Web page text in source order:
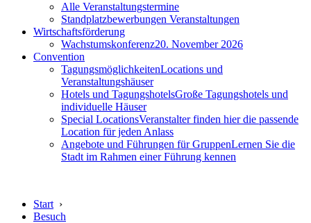
Alle Veranstaltungstermine
Standplatzbewerbungen Veranstaltungen
Wirtschaftsförderung
Wachstumskonferenz20. November 2026
Convention
TagungsmöglichkeitenLocations und
Veranstaltungshäuser
Hotels und TagungshotelsGroße Tagungshotels und
individuelle Häuser
Special LocationsVeranstalter finden hier die passende
Location für jeden Anlass
Angebote und Führungen für GruppenLernen Sie die
Stadt im Rahmen einer Führung kennen
Start ›
Besuch